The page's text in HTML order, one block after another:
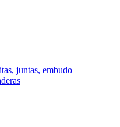
juntas, embudo